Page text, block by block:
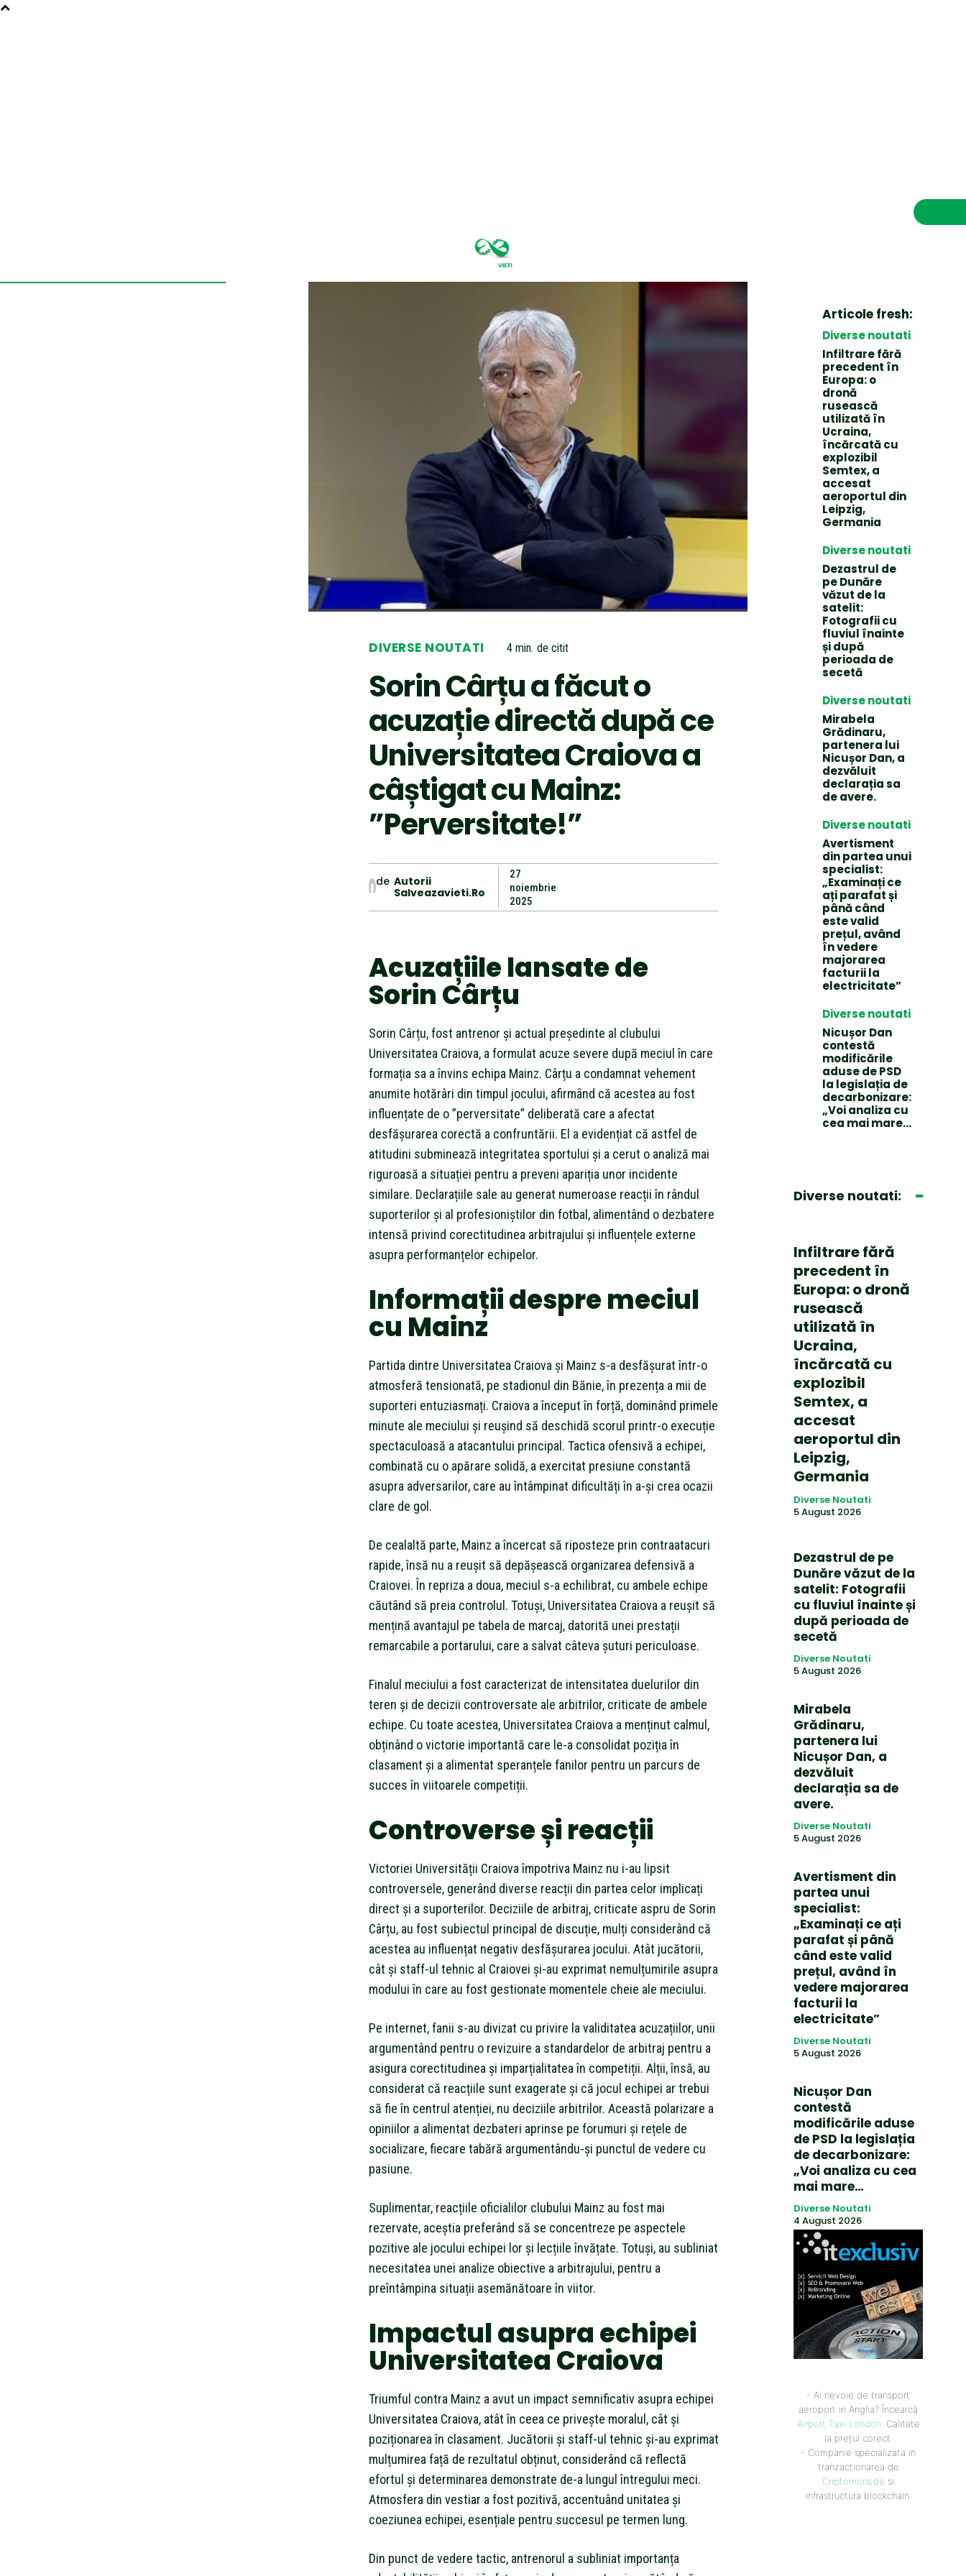
DIVERSE NOUTATI 4min. de citit
Sorin Cârțu a făcut o
acuzație directă după ce
Universitatea Craiova a
câștigat cu Mainz:
”Perversitate!”
de Autorii
Salveazavieti.ro
27
noiembrie
2025
Acuzațiile lansate de
Sorin Cârțu
Sorin Cârțu, fost antrenor și actual președinte al clubului
Universitatea Craiova, a formulat acuze severe după meciul în care
formația sa a învins echipa Mainz. Cârțu a condamnat vehement
anumite hotărâri din timpul jocului, afirmând că acestea au fost
influențate de o ”perversitate” deliberată care a afectat
desfășurarea corectă a confruntării. El a evidențiat că astfel de
atitudini subminează integritatea sportului și a cerut o analiză mai
riguroasă a situației pentru a preveni apariția unor incidente
similare. Declarațiile sale au generat numeroase reacții în rândul
suporterilor și al profesioniștilor din fotbal, alimentând o dezbatere
intensă privind corectitudinea arbitrajului și influențele externe
asupra performanțelor echipelor.
Informații despre meciul
cu Mainz
Partida dintre Universitatea Craiova și Mainz s-a desfășurat într-o
atmosferă tensionată, pe stadionul din Bănie, în prezența a mii de
suporteri entuziasmați. Craiova a început în forță, dominând primele
minute ale meciului și reușind să deschidă scorul printr-o execuție
spectaculoasă a atacantului principal. Tactica ofensivă a echipei,
combinată cu o apărare solidă, a exercitat presiune constantă
asupra adversarilor, care au întâmpinat dificultăți în a-și crea ocazii
clare de gol.
De cealaltă parte, Mainz a încercat să riposteze prin contraatacuri
rapide, însă nu a reușit să depășească organizarea defensivă a
Craiovei. În repriza a doua, meciul s-a echilibrat, cu ambele echipe
căutând să preia controlul. Totuși, Universitatea Craiova a reușit să
mențină avantajul pe tabela de marcaj, datorită unei prestații
remarcabile a portarului, care a salvat câteva șuturi periculoase.
Finalul meciului a fost caracterizat de intensitatea duelurilor din
teren și de decizii controversate ale arbitrilor, criticate de ambele
echipe. Cu toate acestea, Universitatea Craiova a menținut calmul,
obținând o victorie importantă care le-a consolidat poziția în
clasament și a alimentat speranțele fanilor pentru un parcurs de
succes în viitoarele competiții.
Controverse și reacții
Victoriei Universității Craiova împotriva Mainz nu i-au lipsit
controversele, generând diverse reacții din partea celor implicați
direct și a suporterilor. Deciziile de arbitraj, criticate aspru de Sorin
Cârțu, au fost subiectul principal de discuție, mulți considerând că
acestea au influențat negativ desfășurarea jocului. Atât jucătorii,
cât și staff-ul tehnic al Craiovei și-au exprimat nemulțumirile asupra
modului în care au fost gestionate momentele cheie ale meciului.
Pe internet, fanii s-au divizat cu privire la validitatea acuzațiilor, unii
argumentând pentru o revizuire a standardelor de arbitraj pentru a
asigura corectitudinea și imparțialitatea în competiții. Alții, însă, au
considerat că reacțiile sunt exagerate și că jocul echipei ar trebui
să fie în centrul atenției, nu deciziile arbitrilor. Această polarizare a
opiniilor a alimentat dezbateri aprinse pe forumuri și rețele de
socializare, fiecare tabără argumentându-și punctul de vedere cu
pasiune.
Suplimentar, reacțiile oficialilor clubului Mainz au fost mai
rezervate, aceștia preferând să se concentreze pe aspectele
pozitive ale jocului echipei lor și lecțiile învățate. Totuși, au subliniat
necesitatea unei analize obiective a arbitrajului, pentru a
preîntâmpina situații asemănătoare în viitor.
Impactul asupra echipei
Universitatea Craiova
Triumful contra Mainz a avut un impact semnificativ asupra echipei
Universitatea Craiova, atât în ceea ce privește moralul, cât și
poziționarea în clasament. Jucătorii și staff-ul tehnic și-au exprimat
mulțumirea față de rezultatul obținut, considerând că reflectă
efortul și determinarea demonstrate de-a lungul întregului meci.
Atmosfera din vestiar a fost pozitivă, accentuând unitatea și
coeziunea echipei, esențiale pentru succesul pe termen lung.
Din punct de vedere tactic, antrenorul a subliniat importanța
Articole fresh:
Diverse noutati
Infiltrare fără
precedent în
Europa: o
dronă
rusească
utilizată în
Ucraina,
încărcată cu
explozibil
Semtex, a
accesat
aeroportul din
Leipzig,
Germania
Diverse noutati
Dezastrul de
pe Dunăre
văzut de la
satelit:
Fotografii cu
fluviul înainte
și după
perioada de
secetă
Diverse noutati
Mirabela
Grădinaru,
partenera lui
Nicușor Dan, a
dezvăluit
declarația sa
de avere.
Diverse noutati
Avertisment
din partea unui
specialist:
„Examinați ce
ați parafat și
până când
este valid
prețul, având
în vedere
majorarea
facturii la
electricitate”
Diverse noutati
Nicușor Dan
contestă
modificările
aduse de PSD
la legislația de
decarbonizare:
„Voi analiza cu
cea mai mare…
Diverse noutati:
Infiltrare fără
precedent în
Europa: o dronă
rusească
utilizată în
Ucraina,
încărcată cu
explozibil
Semtex, a
accesat
aeroportul din
Leipzig,
Germania
Diverse Noutati
5 August 2026
Dezastrul de pe
Dunăre văzut de la
satelit: Fotografii
cu fluviul înainte și
după perioada de
secetă
Diverse Noutati
5 August 2026
Mirabela
Grădinaru,
partenera lui
Nicușor Dan, a
dezvăluit
declarația sa de
avere.
Diverse Noutati
5 August 2026
Avertisment din
partea unui
specialist:
„Examinați ce ați
parafat și până
când este valid
prețul, având în
vedere majorarea
facturii la
electricitate”
Diverse Noutati
5 August 2026
Nicușor Dan
contestă
modificările aduse
de PSD la legislația
de decarbonizare:
„Voi analiza cu cea
mai mare…
Diverse Noutati
4 August 2026
- Ai nevoie de transport
aeroport in Anglia? Încearcă
Airport Taxi London. Calitate
la prețul corect.
- Companie specializata in
tranzactionarea de
Criptomonede si
infrastructura blockchain.